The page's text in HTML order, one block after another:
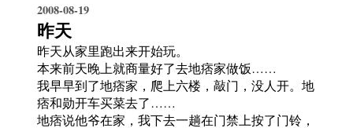
2008-08-19
昨天
昨天从家里跑出来开始玩。
本来前天晚上就商量好了去地痞家做饭……
我早早到了地痞家，爬上六楼，敲门，没人开。地
痞和勋开车买菜去了……
地痞说他爷在家，我下去一趟在门禁上按了门铃，